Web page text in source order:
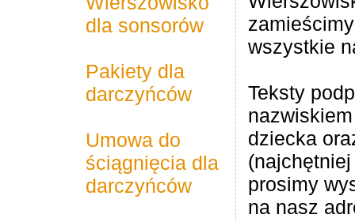
Efaktura.nl
JandB polskie
hurtownie
Ag Handamde
Inwetsar
Rainbow Kids Animator
Sinnoh shop
Graphical Stroke
ABC Nederlands
Nova bouw knebel B.V.
Poolse Gezinnen
AB Midden Nederland
Notarispraktijk Mr.
Roland Kok
PSK bestratingen en
tuinaanleg
2026 Wierszowisko -
Zostań Sponsorem
TNP Fiscaal
M/V Works
Magdalena - Dental
Serce Polski
dla sonsorów
Pakiety dla
darczyńców
Umowa do
ściągnięcia dla
darczyńców
wszystkie
Teksty
dziecka
prosimy
na nasz